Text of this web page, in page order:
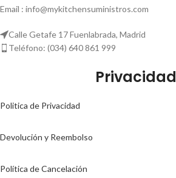
Email : info@mykitchensuministros.com
Calle Getafe 17 Fuenlabrada, Madrid
Teléfono: (034) 640 861 999
Privacidad
Politica de Privacidad
Devolución y Reembolso
Política de Cancelación